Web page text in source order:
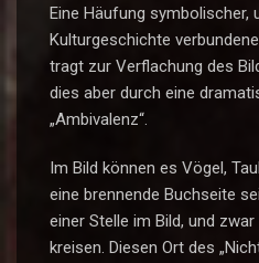
Eine Häufung symbolischer,
Kulturgeschichte
tragt zur Verflachung des
dies aber durch eine
„Ambivalenz“.
Im Bild können es Vögel,
eine brennende Buchseite
einer Stelle im Bild, und
kreisen. Diesen Ort des